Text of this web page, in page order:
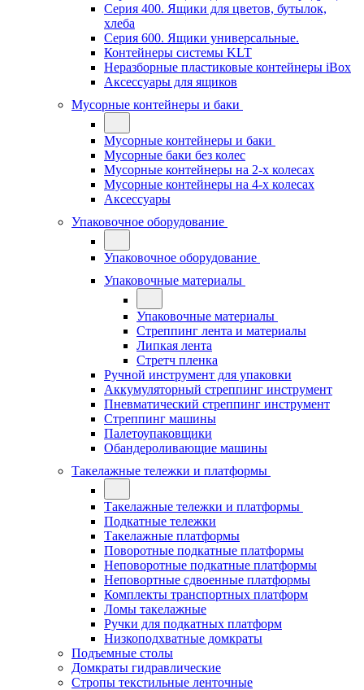
Серия 400. Ящики для цветов, бутылок,
хлеба
Серия 600. Ящики универсальные.
Контейнеры системы KLT
Неразборные пластиковые контейнеры iBox
Аксессуары для ящиков
Мусорные контейнеры и баки
Мусорные контейнеры и баки
Мусорные баки без колес
Мусорные контейнеры на 2-х колесах
Мусорные контейнеры на 4-х колесах
Аксессуары
Упаковочное оборудование
Упаковочное оборудование
Упаковочные материалы
Упаковочные материалы
Стреппинг лента и материалы
Липкая лента
Стретч пленка
Ручной инструмент для упаковки
Аккумуляторный стреппинг инструмент
Пневматический стреппинг инструмент
Стреппинг машины
Палетоупаковщики
Обандероливающие машины
Такелажные тележки и платформы
Такелажные тележки и платформы
Подкатные тележки
Такелажные платформы
Поворотные подкатные платформы
Неповоротные подкатные платформы
Неповортные сдвоенные платформы
Комплекты транспортных платформ
Ломы такелажные
Ручки для подкатных платформ
Низкоподхватные домкраты
Подъемные столы
Домкраты гидравлические
Стропы текстильные ленточные